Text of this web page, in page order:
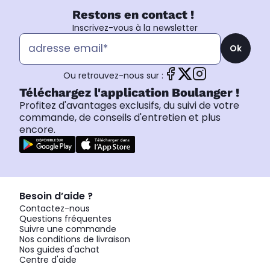
Restons en contact !
Inscrivez-vous à la newsletter
Ok
Ou retrouvez-nous sur :
Téléchargez l'application Boulanger !
Profitez d'avantages exclusifs, du suivi de votre
commande, de conseils d'entretien et plus
encore.
Besoin d’aide ?
Contactez-nous
Questions fréquentes
Suivre une commande
Nos conditions de livraison
Nos guides d'achat
Centre d'aide